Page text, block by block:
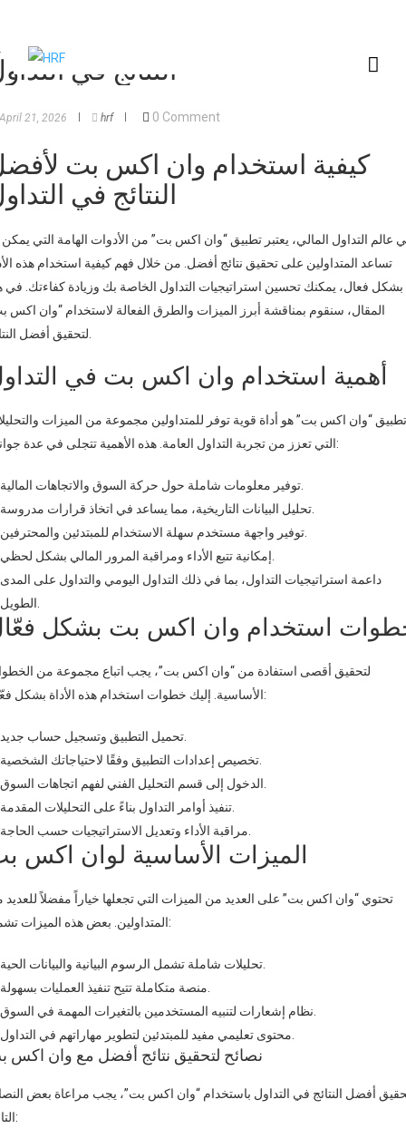
كيفية استخدام وان اكس بت
النتائج في
April 21, 2026 hrf 0 Comment
كيفية استخدام وان اكس بت
النتائج في
عالم التداول المالي، يعتبر تطبيق “وان اكس بت” من الأدوات الهامة التي
تساعد المتداولين على تحقيق نتائج أفضل. من خلال فهم كيفية استخدام هذه
بشكل فعال، يمكنك تحسين استراتيجيات التداول الخاصة بك وزيادة كفاءتك. في
المقال، سنقوم بمناقشة أبرز الميزات والطرق الفعالة لاستخدام “وان اكس
أهمية استخدام وان اكس بت في
تطبيق “وان اكس بت” هو أداة قوية توفر للمتداولين مجموعة من الميزات
التي تعزز من تجربة التداول العامة. هذه الأهمية تتجلى في عدة جوانب:
داعمة استراتيجيات التداول، بما في ذلك التداول اليومي والتداول على المدى
استخدام وان اكس بت بشكل
لتحقيق أقصى استفادة من “وان اكس بت”، يجب اتباع مجموعة من
الأساسية. إليك خطوات استخدام هذه الأداة بشكل فعّال:
الميزات الأساسية لوان اكس
تحتوي “وان اكس بت” على العديد من الميزات التي تجعلها خياراً مفضلاً
المتداولين. بعض هذه الميزات تشمل:
نصائح لتحقيق نتائج أفضل مع وان اكس
أفضل النتائج في التداول باستخدام “وان اكس بت”، يجب مراعاة بعض
التالية: